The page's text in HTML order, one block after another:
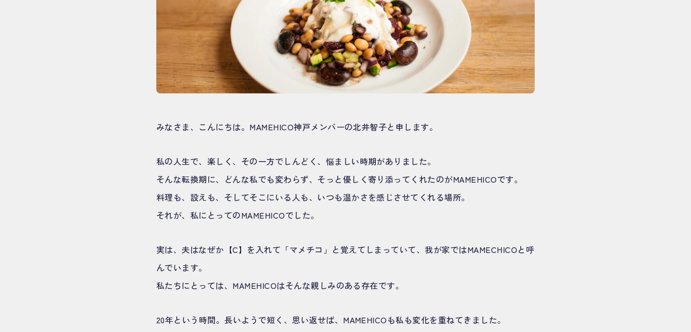
みなさま、こんにちは。MAMEHICO神戸メンバーの北井智子と申します。
私の人生で、楽しく、その一方でしんどく、悩ましい時期がありました。
そんな転換期に、どんな私でも変わらず、そっと優しく寄り添ってくれたのがMAMEHICOです。
料理も、設えも、そしてそこにいる人も、いつも温かさを感じさせてくれる場所。
それが、私にとってのMAMEHICOでした。
実は、夫はなぜか【C】を入れて「マメチコ」と覚えてしまっていて、我が家ではMAMECHICOと呼
んでいます。
私たちにとっては、MAMEHICOはそんな親しみのある存在です。
20年という時間。長いようで短く、思い返せば、MAMEHICOも私も変化を重ねてきました。